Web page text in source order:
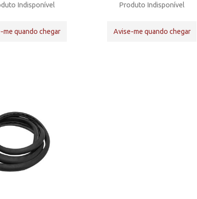
Indisponível
me quando chegar
Produto Indisponível
Avise-me quando chegar